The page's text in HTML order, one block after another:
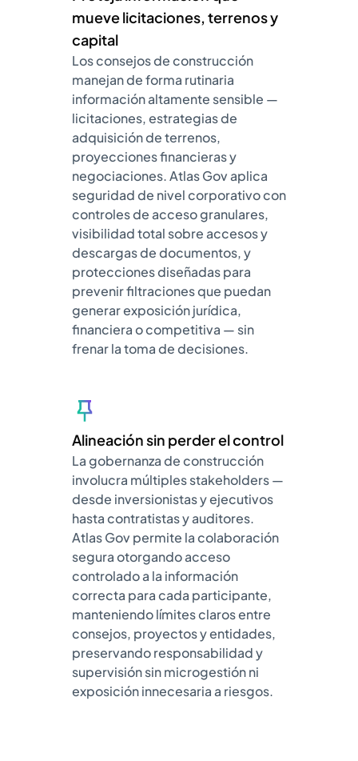
mueve licitaciones, terrenos y
capital
Los consejos de construcción
manejan de forma rutinaria
información altamente sensible —
licitaciones, estrategias de
adquisición de terrenos,
proyecciones financieras y
negociaciones. Atlas Gov aplica
seguridad de nivel corporativo con
controles de acceso granulares,
visibilidad total sobre accesos y
descargas de documentos, y
protecciones diseñadas para
prevenir filtraciones que puedan
generar exposición jurídica,
financiera o competitiva — sin
frenar la toma de decisiones.
Alineación sin perder el control
La gobernanza de construcción
involucra múltiples stakeholders —
desde inversionistas y ejecutivos
hasta contratistas y auditores.
Atlas Gov permite la colaboración
segura otorgando acceso
controlado a la información
correcta para cada participante,
manteniendo límites claros entre
consejos, proyectos y entidades,
preservando responsabilidad y
supervisión sin microgestión ni
exposición innecesaria a riesgos.